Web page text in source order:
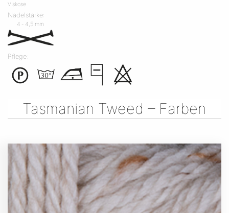
Viskose
Nadelstärke:
4 ‐ 4,5 mm
Pflege:
Tasmanian Tweed – Farben